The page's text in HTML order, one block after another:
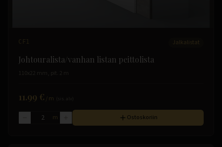
CF1 Jalkalistat
Johtouralista/vanhan listan peittolista
110x22 mm, pit. 2 m
11.99 € /m
m Ostoskoriin